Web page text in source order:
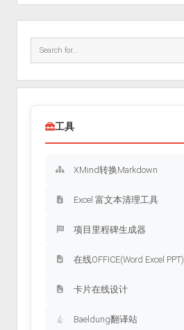
工具
XMind转换Markdown
Excel 富文本清理工具
项目里程碑生成器
在线OFFICE(Word Excel PPT)
卡片在线设计
Baeldung翻译站